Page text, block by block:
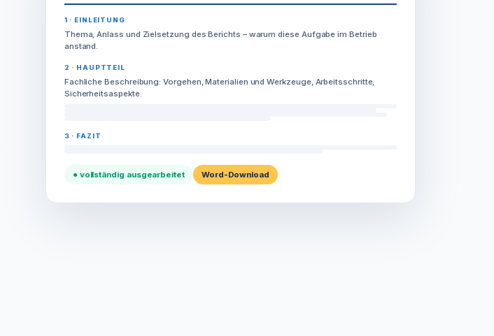
1 · EINLEITUNG
Thema, Anlass und Zielsetzung des Berichts – warum diese Aufgabe im Betrieb
anstand.
2 · HAUPTTEIL
Fachliche Beschreibung: Vorgehen, Materialien und Werkzeuge, Arbeitsschritte,
Sicherheitsaspekte.
3 · FAZIT
● vollständig ausgearbeitet Word-Download